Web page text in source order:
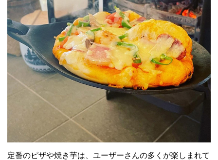
定番のピザや焼き芋は、ユーザーさんの多くが楽しまれて